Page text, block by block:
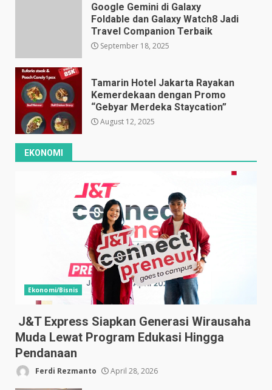
Google Gemini di Galaxy
Foldable dan Galaxy Watch8 Jadi
Travel Companion Terbaik
September 18, 2025
Tamarin Hotel Jakarta Rayakan
Kemerdekaan dengan Promo
“Gebyar Merdeka Staycation”
August 12, 2025
EKONOMI
Ekonomi/Bisnis
J&T Express Siapkan Generasi Wirausaha
Muda Lewat Program Edukasi Hingga
Pendanaan
Ferdi Rezmanto April 28, 2026